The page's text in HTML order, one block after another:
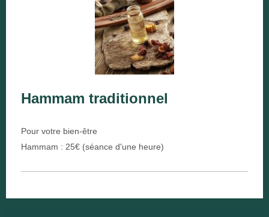
Hammam traditionnel
Pour votre bien-être
Hammam : 25€ (séance d'une heure)